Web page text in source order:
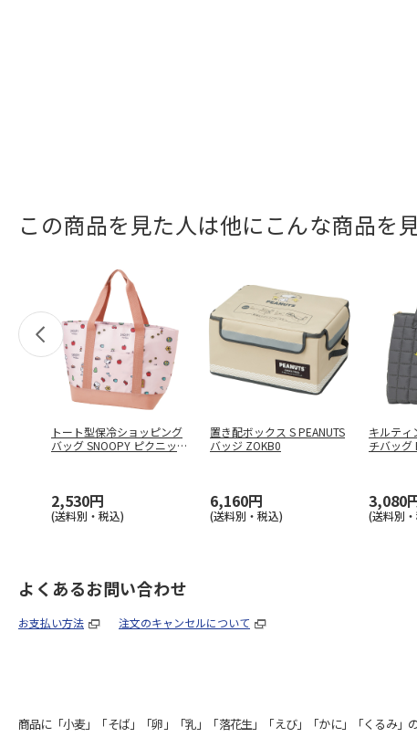
この商品を見た人は他にこんな商品を
トート型保冷ショッピング
バッグ SNOOPY ピクニック
2,530円
(送料別・税込)
置き配ボックス S PEANUTS
バッジ ZOKB0
6,160円
(送料別・税込)
キルティ
チバッグ
3,080
(送料別
よくあるお問い合わせ
お支払い方法 注文のキャンセルについて
商品に「小麦」「そば」「卵」「乳」「落花生」「えび」「かに」「くるみ」